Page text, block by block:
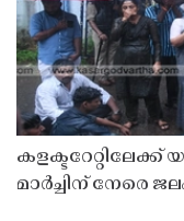
മാർച്ചിന് നേരെ